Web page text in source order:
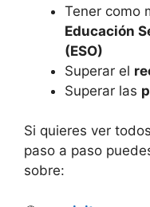
Tener como
Educación
(ESO)
Superar el
Superar las
Si quieres ver
paso a paso
sobre: